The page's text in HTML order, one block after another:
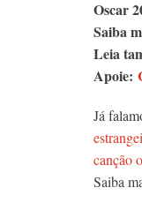
Oscar
Saiba
Leia
Apoie:
Já
canção
Saiba